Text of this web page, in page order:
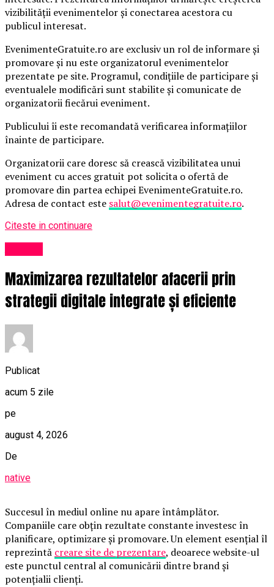
vizibilității evenimentelor și conectarea acestora cu
publicul interesat.
EvenimenteGratuite.ro are exclusiv un rol de informare și
promovare și nu este organizatorul evenimentelor
prezentate pe site. Programul, condițiile de participare și
eventualele modificări sunt stabilite și comunicate de
organizatorii fiecărui eveniment.
Publicului îi este recomandată verificarea informațiilor
înainte de participare.
Organizatorii care doresc să crească vizibilitatea unui
eveniment cu acces gratuit pot solicita o ofertă de
promovare din partea echipei EvenimenteGratuite.ro.
Adresa de contact este salut@evenimentegratuite.ro.
Citeste in continuare
Maximizarea rezultatelor afacerii prin
strategii digitale integrate și eficiente
Publicat
acum 5 zile
pe
august 4, 2026
De
native
Succesul în mediul online nu apare întâmplător.
Companiile care obțin rezultate constante investesc în
planificare, optimizare și promovare. Un element esențial îl
reprezintă creare site de prezentare, deoarece website-ul
este punctul central al comunicării dintre brand și
potențialii clienți.